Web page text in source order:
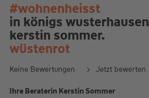
#wohnenheisst
in königs wusterhausen
kerstin sommer.
wüstenrot
Keine Bewertungen Jetzt bewerten
Ihre Beraterin Kerstin Sommer